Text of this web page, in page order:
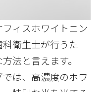
ィスホワイトニン
衛生士が行うた
法と言えます。
は、高濃度のホワ